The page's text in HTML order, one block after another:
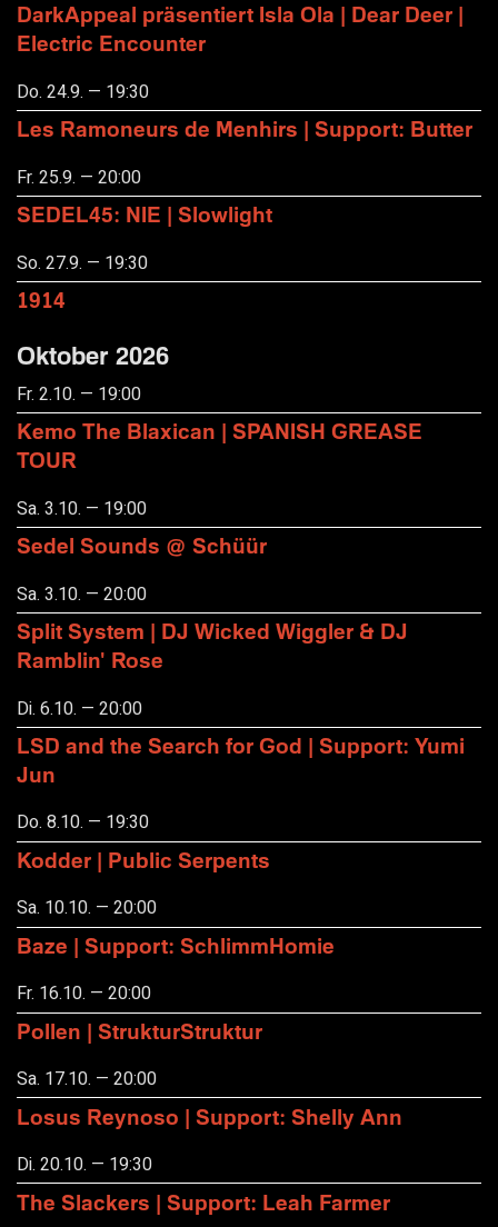
DarkAppeal präsentiert Isla Ola | Dear Deer |
Electric Encounter
Do. 24.9. — 19:30
Les Ramoneurs de Menhirs | Support: Butter
Fr. 25.9. — 20:00
SEDEL45: NIE | Slowlight
So. 27.9. — 19:30
1914
Oktober 2026
Fr. 2.10. — 19:00
Kemo The Blaxican | SPANISH GREASE
TOUR
Sa. 3.10. — 19:00
Sedel Sounds @ Schüür
Sa. 3.10. — 20:00
Split System | DJ Wicked Wiggler & DJ
Ramblin' Rose
Di. 6.10. — 20:00
LSD and the Search for God | Support: Yumi
Jun
Do. 8.10. — 19:30
Kodder | Public Serpents
Sa. 10.10. — 20:00
Baze | Support: SchlimmHomie
Fr. 16.10. — 20:00
Pollen | StrukturStruktur
Sa. 17.10. — 20:00
Losus Reynoso | Support: Shelly Ann
Di. 20.10. — 19:30
The Slackers | Support: Leah Farmer